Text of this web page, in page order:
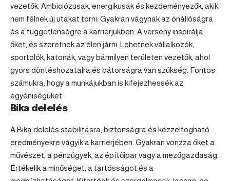
vezetők. Ambiciózusak, energikusak és kezdeményezők, akik
nem félnek új utakat törni. Gyakran vágynak az önállóságra
és a függetlenségre a karrierjükben. A verseny inspirálja
őket, és szeretnek az élen járni. Lehetnek vállalkozók,
sportolók, katonák, vagy bármilyen területen vezetők, ahol
gyors döntéshozatalra és bátorságra van szükség. Fontos
számukra, hogy a munkájukban is kifejezhessék az
egyéniségüket.
Bika delelés
A Bika delelés stabilitásra, biztonságra és kézzelfogható
eredményekre vágyik a karrierjében. Gyakran vonzza őket a
művészet, a pénzügyek, az építőipar vagy a mezőgazdaság.
Értékelik a minőséget, a tartósságot és a